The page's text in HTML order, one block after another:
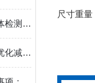
如何正确选择和安装可燃气体检测报警器？
如何利用烟气在线监测系统优化减排策略？
尺寸重